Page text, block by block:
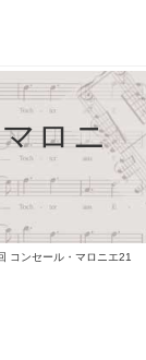
ロニ
コンセール・マロニエ21